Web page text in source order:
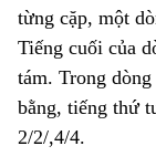
từng cặp, một
Tiếng cuối của
tám. Trong
bằng, tiếng thứ
2/2/,4/4.